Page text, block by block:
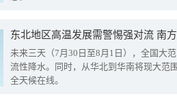
东北地区高温发展需警惕强对流 南
未来三天（7月30日至8月1日），全国大
流性降水。同时，从华北到华南将现大范
全天候在线。